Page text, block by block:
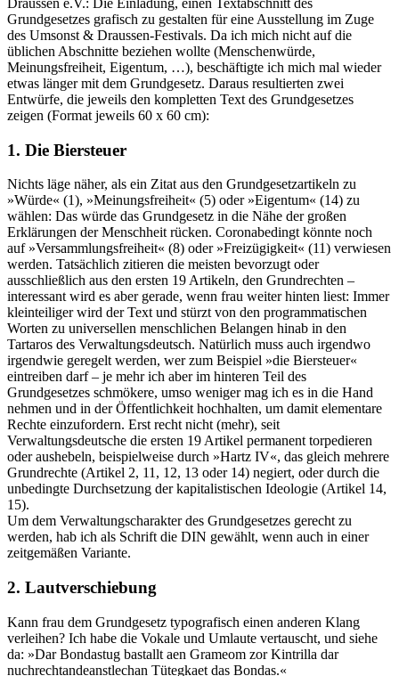
Grundgesetzes grafisch zu gestalten für eine Ausstellung im Zuge
des Umsonst & Draussen-Festivals. Da ich mich nicht auf die
üblichen Abschnitte beziehen wollte (Menschenwürde,
Meinungsfreiheit, Eigentum, …), beschäftigte ich mich mal wieder
etwas länger mit dem Grundgesetz. Daraus resultierten zwei
Entwürfe, die jeweils den kompletten Text des Grundgesetzes
zeigen (Format jeweils 60 x 60 cm):
1. Die Biersteuer
Nichts läge näher, als ein Zitat aus den Grundgesetzartikeln zu
»Würde« (1), »Meinungsfreiheit« (5) oder »Eigentum« (14) zu
wählen: Das würde das Grundgesetz in die Nähe der großen
Erklärungen der Menschheit rücken. Coronabedingt könnte noch
auf »Versammlungsfreiheit« (8) oder »Freizügigkeit« (11) verwiesen
werden. Tatsächlich zitieren die meisten bevorzugt oder
ausschließlich aus den ersten 19 Artikeln, den Grundrechten –
interessant wird es aber gerade, wenn frau weiter hinten liest: Immer
kleinteiliger wird der Text und stürzt von den programmatischen
Worten zu universellen menschlichen Belangen hinab in den
Tartaros des Verwaltungsdeutsch. Natürlich muss auch irgendwo
irgendwie geregelt werden, wer zum Beispiel »die Biersteuer«
eintreiben darf – je mehr ich aber im hinteren Teil des
Grundgesetzes schmökere, umso weniger mag ich es in die Hand
nehmen und in der Öffentlichkeit hochhalten, um damit elementare
Rechte einzufordern. Erst recht nicht (mehr), seit
Verwaltungsdeutsche die ersten 19 Artikel permanent torpedieren
oder aushebeln, beispielweise durch »Hartz IV«, das gleich mehrere
Grundrechte (Artikel 2, 11, 12, 13 oder 14) negiert, oder durch die
unbedingte Durchsetzung der kapitalistischen Ideologie (Artikel 14,
15).
Um dem Verwaltungscharakter des Grundgesetzes gerecht zu
werden, hab ich als Schrift die DIN gewählt, wenn auch in einer
zeitgemäßen Variante.
2. Lautverschiebung
Kann frau dem Grundgesetz typografisch einen anderen Klang
verleihen? Ich habe die Vokale und Umlaute vertauscht, und siehe
da: »Dar Bondastug bastallt aen Grameom zor Kintrilla dar
nuchrechtandeanstlechan Tütegkaet das Bondas.«